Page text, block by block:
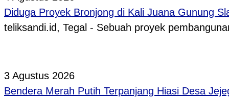
Diduga Proyek Bronjong di Kali Juana Gunung
teliksandi.id, Tegal - Sebuah proyek
3 Agustus 2026
Bendera Merah Putih Terpanjang Hiasi Desa